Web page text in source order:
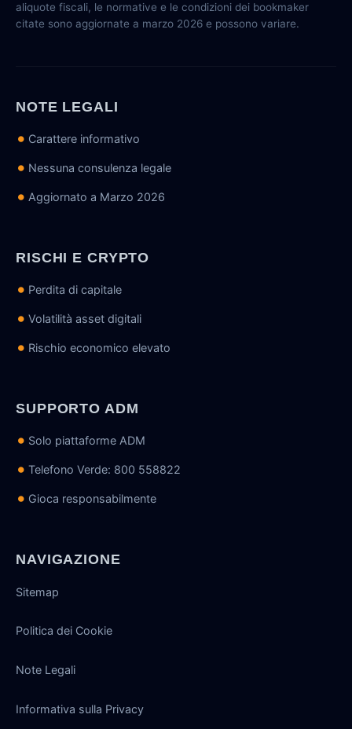
aliquote fiscali, le normative e le condizioni dei bookmaker
citate sono aggiornate a marzo 2026 e possono variare.
NOTE LEGALI
Carattere informativo
Nessuna consulenza legale
Aggiornato a Marzo 2026
RISCHI E CRYPTO
Perdita di capitale
Volatilità asset digitali
Rischio economico elevato
SUPPORTO ADM
Solo piattaforme ADM
Telefono Verde: 800 558822
Gioca responsabilmente
NAVIGAZIONE
Sitemap
Politica dei Cookie
Note Legali
Informativa sulla Privacy